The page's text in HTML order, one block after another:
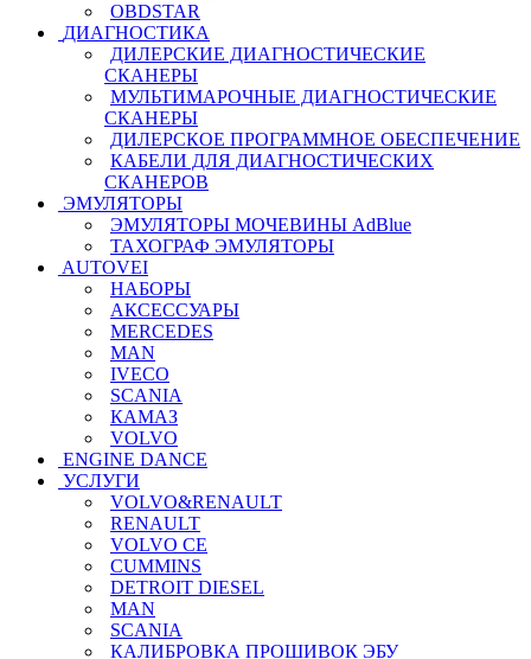
OBDSTAR
ДИАГНОСТИКА
ДИЛЕРСКИЕ ДИАГНОСТИЧЕСКИЕ
СКАНЕРЫ
МУЛЬТИМАРОЧНЫЕ ДИАГНОСТИЧЕСКИЕ
СКАНЕРЫ
ДИЛЕРСКОЕ ПРОГРАММНОЕ ОБЕСПЕЧЕНИЕ
КАБЕЛИ ДЛЯ ДИАГНОСТИЧЕСКИХ
СКАНЕРОВ
ЭМУЛЯТОРЫ
ЭМУЛЯТОРЫ МОЧЕВИНЫ АdBlue
ТАХОГРАФ ЭМУЛЯТОРЫ
AUTOVEI
НАБОРЫ
АКСЕССУАРЫ
MERCEDES
MAN
IVECO
SCANIA
КАМАЗ
VOLVO
ENGINE DANCE
УСЛУГИ
VOLVO&RENAULT
RENAULT
VOLVO CE
CUMMINS
DETROIT DIESEL
MAN
SCANIA
КАЛИБРОВКА ПРОШИВОК ЭБУ